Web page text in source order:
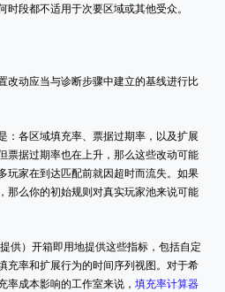
段都不适用于次要区域或其他受众。
改动应当与诊断步骤中建立的基线进行比
：各区域填充率、票据过期率，以及扩展
票据过期率也在上升，那么这些改动可能
玩家在到达匹配前就因超时而流失。如果
那么你的初始规则对真实玩家池来说可能
供）开箱即用地提供这些指标，包括自定
充率和扩展行为的时间序列视图。对于希
率成本影响的工作室来说，填充率计算器